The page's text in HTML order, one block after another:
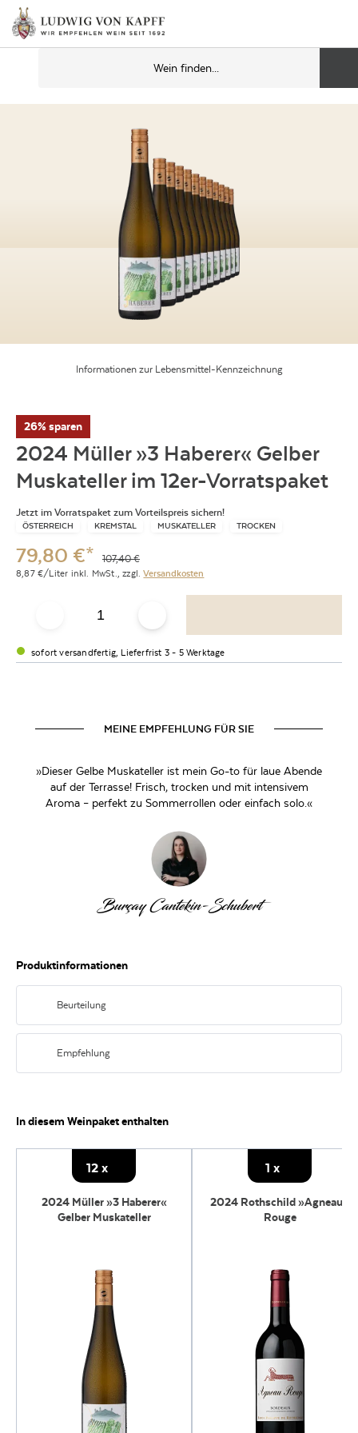
Informationen zur Lebensmittel-Kennzeichnung
26% sparen
2024 Müller »3 Haberer« Gelber
Muskateller im 12er-Vorratspaket
Jetzt im Vorratspaket zum Vorteilspreis sichern!
ÖSTERREICH KREMSTAL MUSKATELLER TROCKEN
79,80 €* 107,40€
8,87 €/Liter inkl. MwSt., zzgl.Versandkosten
sofort versandfertig, Lieferfrist 3 - 5 Werktage
MEINE EMPFEHLUNG FÜR SIE
»Dieser Gelbe Muskateller ist mein Go-to für laue Abende
auf der Terrasse! Frisch, trocken und mit intensivem
Aroma – perfekt zu Sommerrollen oder einfach solo.«
Burçay Cantekin-Schubert
Produktinformationen
Beurteilung
Hellgelb mit grünlichen Reflexen. Intensiver Duft nach Holunderblüten,
frischen Trauben, Limette und Litschi. Am Gaumen lebendig, mit knackiger
Säure und feiner Würze. Animierend – und mit erfrischendem Finish.
Empfehlung
In diesem Weinpaket enthalten
12x
2024 Müller »3 Haberer«
Gelber Muskateller
1 x
2024 Rothschild »Agneau«
Rouge